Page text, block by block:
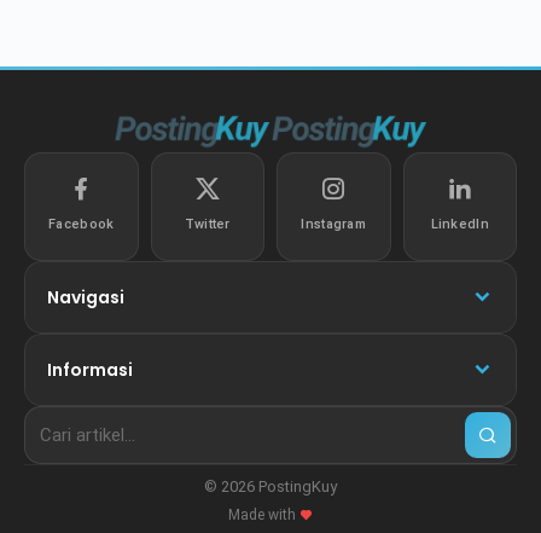
Facebook Twitter Instagram LinkedIn
Navigasi
Informasi
© 2026 PostingKuy
Made with